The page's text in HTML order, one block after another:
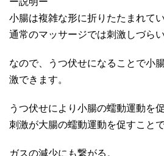
小腸は複雑な形に折りたたまれてい
通常のマッサージでは刺激しづらい
なので、うつ伏せになることで小
激できます。
うつ伏せにより小腸の蠕動運動を促
刺激が大腸の蠕動運動を促すこと
ガスの減少にも繋がる。